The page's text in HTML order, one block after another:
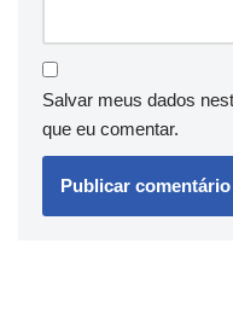
Salvar meus dados
que eu comentar.